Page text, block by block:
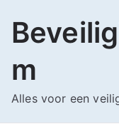
naar
inhoud
m
Alles voor een